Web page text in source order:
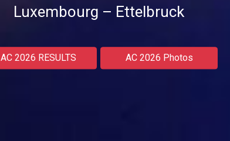
Luxembourg – Ettelbruck
AC 2026 RESULTS AC 2026 Photos